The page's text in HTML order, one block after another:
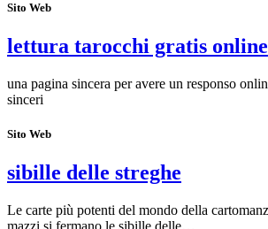
Sito Web
lettura tarocchi gratis online
una pagina sincera per avere un responso
sinceri
Sito Web
sibille delle streghe
Le carte più potenti del mondo della